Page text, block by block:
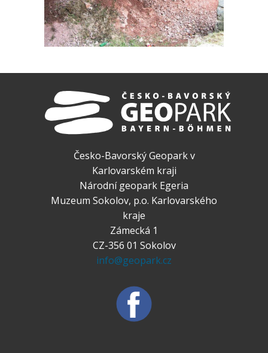
Česko-Bavorský Geopark v
Karlovarském kraji
Národní geopark Egeria
Muzeum Sokolov, p.o. Karlovarského
kraje
Zámecká 1
CZ-356 01 Sokolov
info@geopark.cz